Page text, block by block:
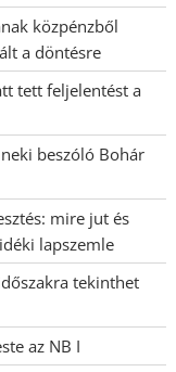
közpénzből
a döntésre
tett feljelentést a
beszóló Bohár
mire jut és
lapszemle
tekinthet
az NB I